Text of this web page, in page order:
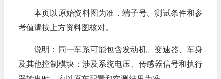
本页以原始资料图为准，端子号、测试条件和参
考值请按上方资料图核对。
说明：同一车系可能包含发动机、变速器、车身
及其他控制模块；涉及系统电压、传感器信号和执行